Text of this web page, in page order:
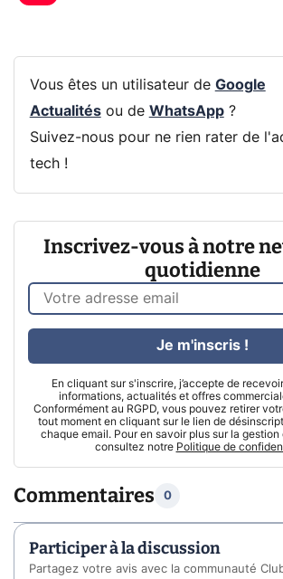
Vous êtes un utilisateur de Google
Actualitésou de WhatsApp?
Suivez-nous pour ne rien rater de
tech !
Inscrivez-vous à notre
quotidienne
En cliquant sur s'inscrire, j’accepte de
informations, actualités et offres
Conformément au RGPD, vous pouvez retirer
tout moment en cliquant sur le lien de
chaque email. Pour en savoir plus sur la gestion
consultez notre Politique de
Je m'inscris !
Commentaires 0
Participer à la discussion
Partagez votre avis avec la communauté